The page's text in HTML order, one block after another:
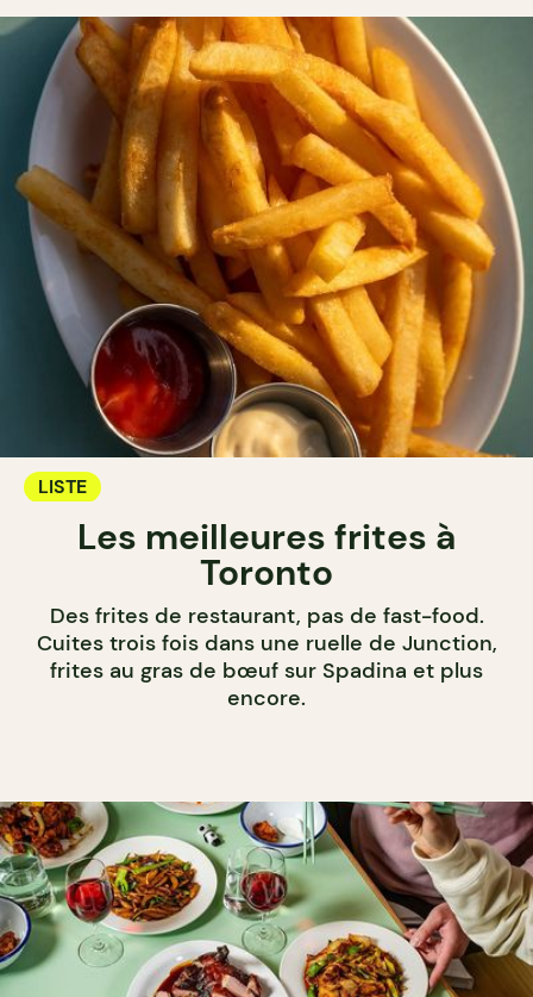
LISTE
Les meilleures frites à
Toronto
Des frites de restaurant, pas de fast-food.
Cuites trois fois dans une ruelle de Junction,
frites au gras de bœuf sur Spadina et plus
encore.